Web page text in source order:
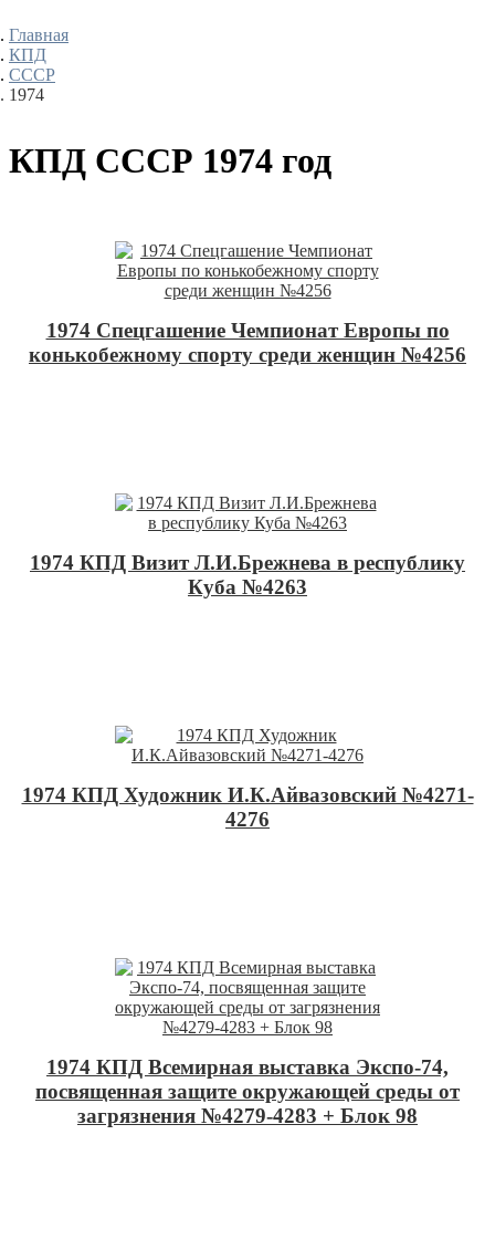
Главная
КПД
СССР
1974
КПД СССР 1974 год
1974 Спецгашение Чемпионат Европы по
конькобежному спорту среди женщин №4256
1974 КПД Визит Л.И.Брежнева в республику
Куба №4263
1974 КПД Художник И.К.Айвазовский №4271-
4276
1974 КПД Всемирная выставка Экспо-74,
посвященная защите окружающей среды от
загрязнения №4279-4283 + Блок 98